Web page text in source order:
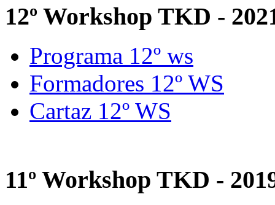
12º Workshop TKD -
Programa 12º ws
Formadores 12º WS
Cartaz 12º WS
11º Workshop TKD -